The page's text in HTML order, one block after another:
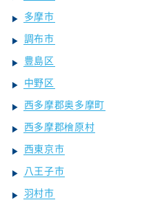
多摩市
調布市
豊島区
中野区
西多摩郡奥多摩町
西多摩郡檜原村
西東京市
八王子市
羽村市